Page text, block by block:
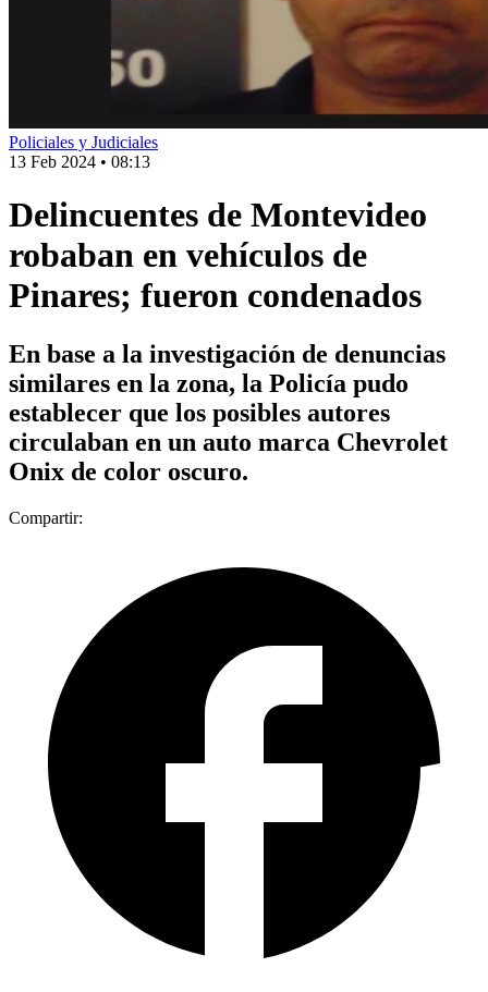
Policiales y Judiciales
13 Feb 2024 • 08:13
Delincuentes de Montevideo
robaban en vehículos de
Pinares; fueron condenados
En base a la investigación de denuncias
similares en la zona, la Policía pudo
establecer que los posibles autores
circulaban en un auto marca Chevrolet
Onix de color oscuro.
Compartir: